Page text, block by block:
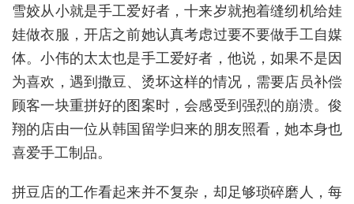
雪姣从小就是手工爱好者，十来岁就抱着缝纫机给娃
娃做衣服，开店之前她认真考虑过要不要做手工自媒
体。小伟的太太也是手工爱好者，他说，如果不是因
为喜欢，遇到撒豆、烫坏这样的情况，需要店员补偿
顾客一块重拼好的图案时，会感受到强烈的崩溃。俊
翔的店由一位从韩国留学归来的朋友照看，她本身也
喜爱手工制品。
拼豆店的工作看起来并不复杂，却足够琐碎磨人，每